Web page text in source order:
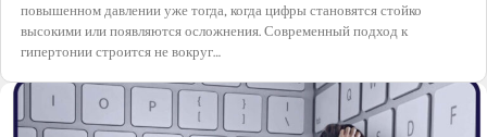
повышенном давлении уже тогда, когда цифры становятся стойко
высокими или появляются осложнения. Современный подход к
гипертонии строится не вокруг…